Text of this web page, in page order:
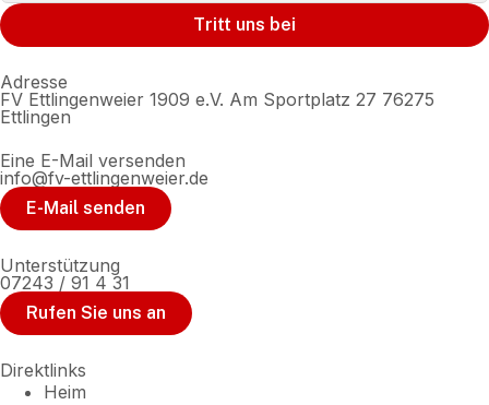
Tritt uns bei
Adresse
FV Ettlingenweier 1909 e.V. Am Sportplatz 27 76275
Ettlingen
Eine E-Mail versenden
info@fv-ettlingenweier.de
E-Mail senden
Unterstützung
07243 / 91 4 31
Rufen Sie uns an
Direktlinks
Heim